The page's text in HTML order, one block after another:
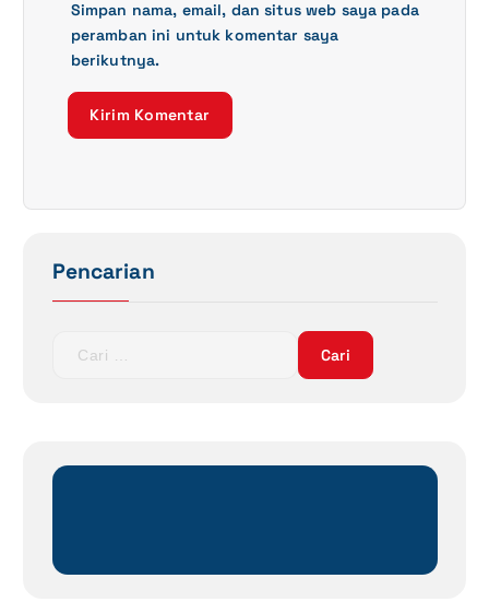
Simpan nama, email, dan situs web saya pada
peramban ini untuk komentar saya
berikutnya.
Pencarian
n
: